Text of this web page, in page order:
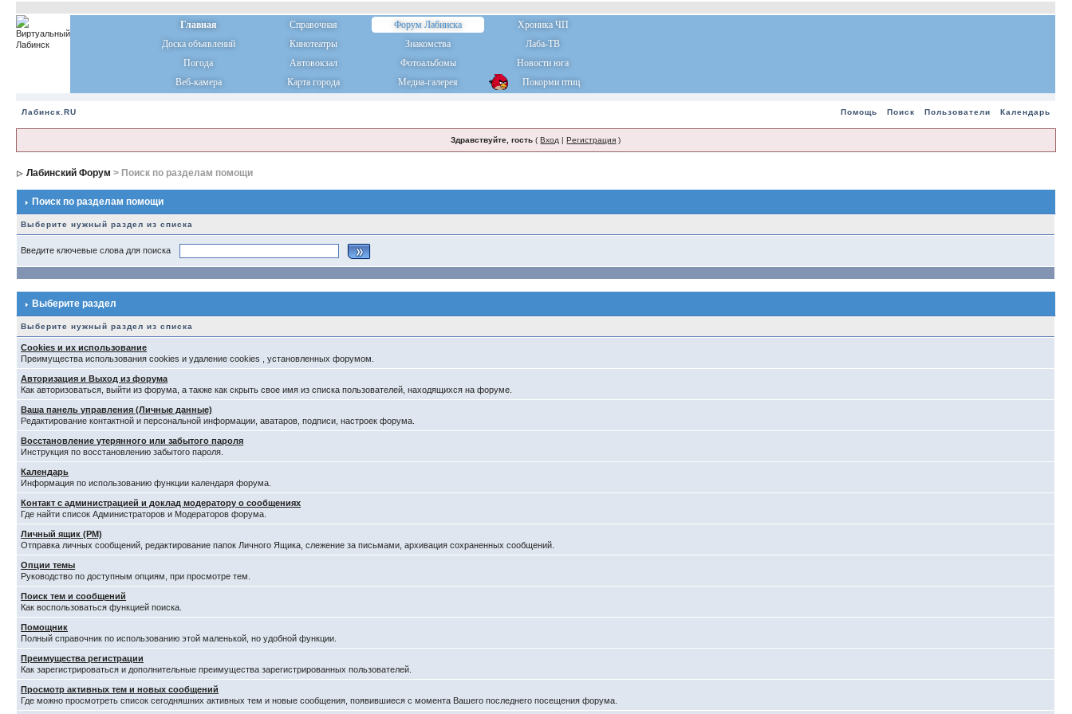
Главная Справочная Форум Лабинска
Хроника ЧП
Доска объявлений
Кинотеатры Знакомства
Лаба-ТВ
Погода
Автовокзал Фотоальбомы
Новости юга
Веб-камера
Карта города Медиа-галерея Покорми птиц
Лабинск.RU Помощь Поиск Пользователи Календарь
Здравствуйте, гость (Вход |Регистрация )
Лабинский Форум > Поиск по разделам помощи
Поиск по разделам помощи
Выберите нужный раздел из списка
Введите ключевые слова для поиска
Выберите раздел
Выберите нужный раздел из списка
Cookies и их использование
Преимущества использования cookies и удаление cookies , установленных форумом.
Авторизация и Выход из форума
Как авторизоваться, выйти из форума, а также как скрыть свое имя из списка пользователей, находящихся на форуме.
Ваша панель управления (Личные данные)
Редактирование контактной и персональной информации, аватаров, подписи, настроек форума.
Восстановление утерянного или забытого пароля
Инструкция по восстановлению забытого пароля.
Календарь
Информация по использованию функции календаря форума.
Контакт с администрацией и доклад модератору о сообщениях
Где найти список Администраторов и Модераторов форума.
Личный ящик (PM)
Отправка личных сообщений, редактирование папок Личного Ящика, слежение за письмами, архивация сохраненных сообщений.
Опции темы
Руководство по доступным опциям, при просмотре тем.
Поиск тем и сообщений
Как воспользоваться функцией поиска.
Помощник
Полный справочник по использованию этой маленькой, но удобной функции.
Преимущества регистрации
Как зарегистрироваться и дополнительные преимущества зарегистрированных пользователей.
Просмотр активных тем и новых сообщений
Где можно просмотреть список сегодняшних активных тем и новые сообщения, появившиеся с момента Вашего последнего посещения форума.